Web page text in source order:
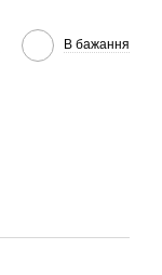
В бажання